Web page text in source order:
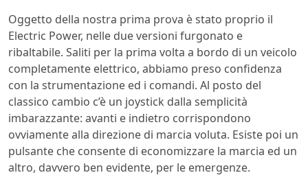
Oggetto della nostra prima prova è stato proprio il
Electric Power, nelle due versioni furgonato e
ribaltabile. Saliti per la prima volta a bordo di un veicolo
completamente elettrico, abbiamo preso confidenza
con la strumentazione ed i comandi. Al posto del
classico cambio c’è un joystick dalla semplicità
imbarazzante: avanti e indietro corrispondono
ovviamente alla direzione di marcia voluta. Esiste poi un
pulsante che consente di economizzare la marcia ed un
altro, davvero ben evidente, per le emergenze.